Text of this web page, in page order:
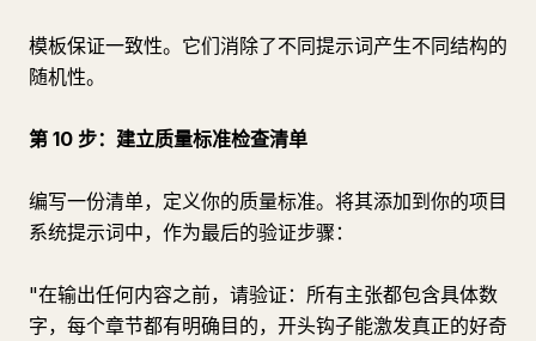
模板保证一致性。它们消除了不同提示词产生不同结构的
随机性。
第 10 步：建立质量标准检查清单
编写一份清单，定义你的质量标准。将其添加到你的项目
系统提示词中，作为最后的验证步骤：
"在输出任何内容之前，请验证：所有主张都包含具体数
字，每个章节都有明确目的，开头钩子能激发真正的好奇